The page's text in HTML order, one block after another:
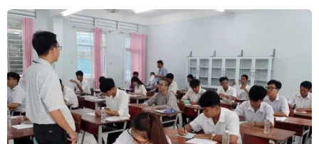
#Cộng hòa Séc #Dioxin
#Thi hoa hậu
#Hoa hậu Việt Nam
#Nói tiếng Việt
#Cộng đồng người Việt
#Vietmedia Séc